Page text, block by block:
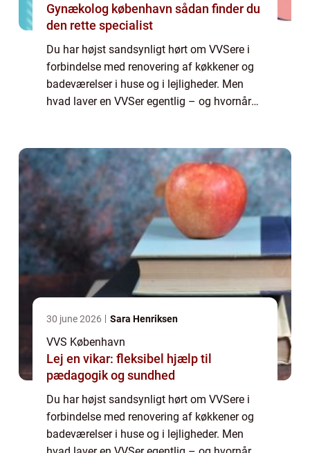
Gynækolog københavn sådan finder du
den rette specialist
Du har højst sandsynligt hørt om VVSere i
forbindelse med renovering af køkkener og
badeværelser i huse og i lejligheder. Men
hvad laver en VVSer egentlig – og hvornår
30 june 2026 Sara Henriksen
VVS København
Lej en vikar: fleksibel hjælp til
pædagogik og sundhed
Du har højst sandsynligt hørt om VVSere i
forbindelse med renovering af køkkener og
badeværelser i huse og i lejligheder. Men